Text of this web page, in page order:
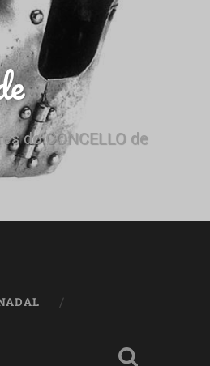
do CONCELLO de